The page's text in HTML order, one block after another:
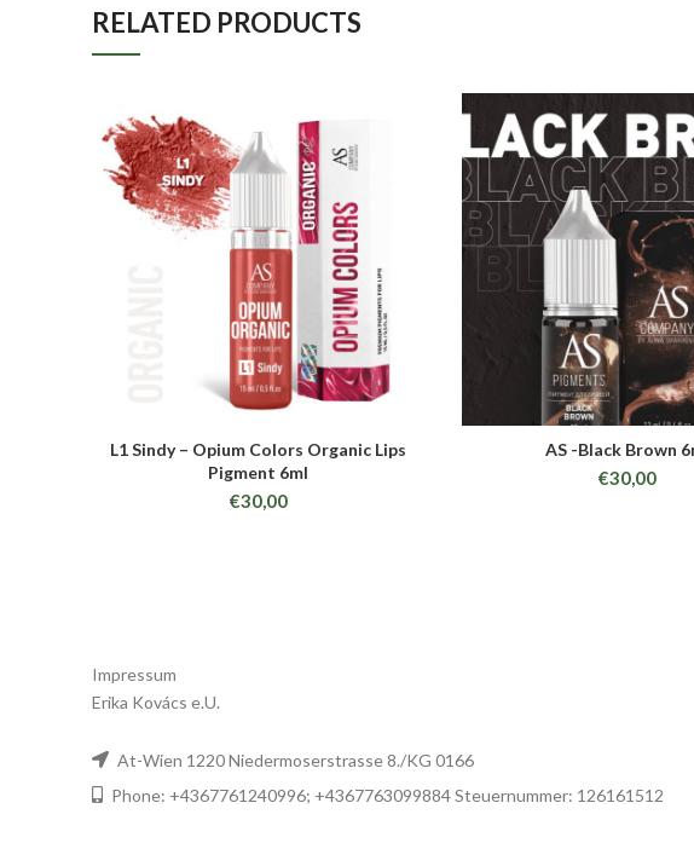
RELATED PRODUCTS
ADD TO CART
L1 Sindy – Opium Colors Organic Lips
Pigment 6ml
€30,00
ADD TO CART
AS -Black Brown
€30,00
Impressum
Erika Kovács e.U.
At-Wien 1220 Niedermoserstrasse 8./KG 0166
Phone: +4367761240996; +4367763099884 Steuernummer: 126161512